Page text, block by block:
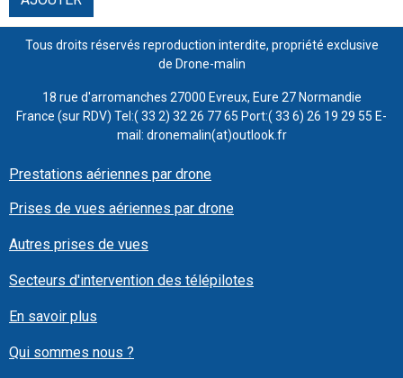
Tous droits réservés reproduction interdite, propriété exclusive
de Drone-malin
18 rue d'arromanches 27000 Evreux, Eure 27 Normandie
France (sur RDV) Tel:( 33 2) 32 26 77 65 Port:( 33 6) 26 19 29 55 E-
mail: dronemalin(at)outlook.fr
Prestations aériennes par drone
Prises de vues aériennes par drone
Autres prises de vues
Secteurs d'intervention des télépilotes
En savoir plus
Qui sommes nous ?